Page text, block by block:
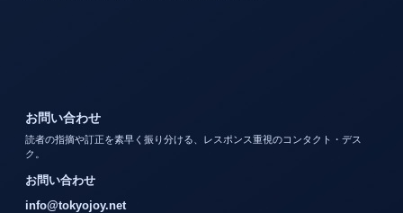
お問い合わせ
読者の指摘や訂正を素早く振り分ける、レスポンス重視のコンタクト・デス
ク。
お問い合わせ
info@tokyojoy.net